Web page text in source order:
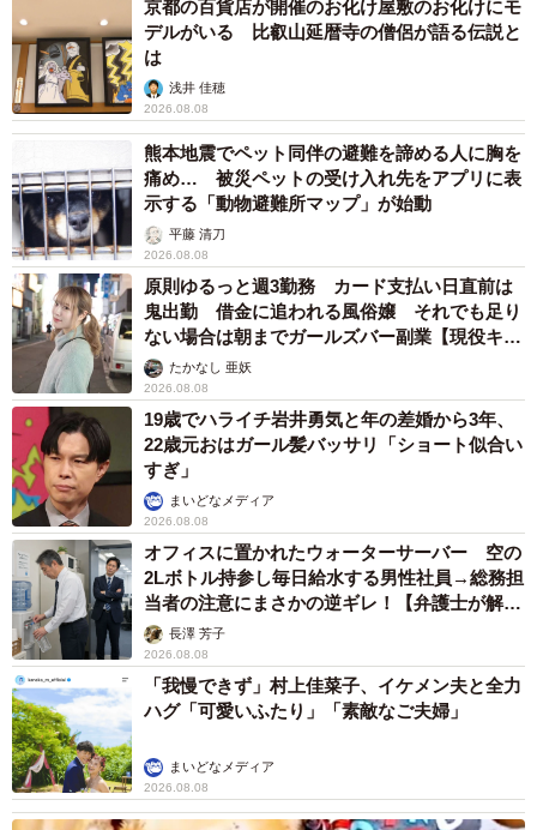
京都の百貨店が開催のお化け屋敷のお化けにモ
デルがいる 比叡山延暦寺の僧侶が語る伝説と
は
浅井 佳穂
2026.08.08
熊本地震でペット同伴の避難を諦める人に胸を
痛め… 被災ペットの受け入れ先をアプリに表
示する「動物避難所マップ」が始動
平藤 清刀
2026.08.08
原則ゆるっと週3勤務 カード支払い日直前は
鬼出勤 借金に追われる風俗嬢 それでも足り
ない場合は朝までガールズバー副業【現役キャ
ストに取材】
たかなし 亜妖
2026.08.08
19歳でハライチ岩井勇気と年の差婚から3年、
22歳元おはガール髪バッサリ「ショート似合い
すぎ」
まいどなメディア
2026.08.08
オフィスに置かれたウォーターサーバー 空の
2Lボトル持参し毎日給水する男性社員→総務担
当者の注意にまさかの逆ギレ！【弁護士が解
説】長澤 芳子
2026.08.08
「我慢できず」村上佳菜子、イケメン夫と全力
ハグ「可愛いふたり」「素敵なご夫婦」
まいどなメディア
2026.08.08